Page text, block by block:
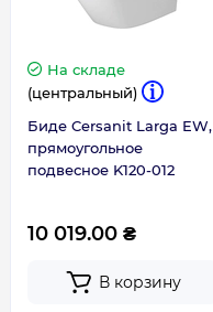
На складе
(центральный)
Биде Cersanit Larga EW,
прямоугольное
подвесное K120-012
10 019.00 ₴
В корзину